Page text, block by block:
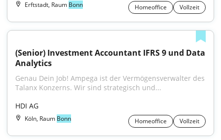
Erftstadt, Raum Bonn Homeoffice Vollzeit
(Senior) Investment Accountant IFRS 9 und Data
Analytics
Genau Dein Job! Ampega ist der Vermögens­verwalter des
Talanx Konzerns. Wir sind strate­gisch und...
HDI AG
Köln, Raum Bonn Homeoffice Vollzeit